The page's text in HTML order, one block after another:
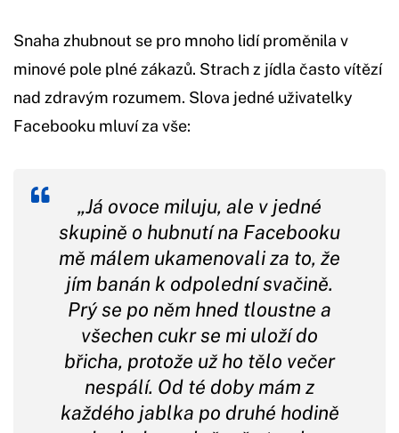
Snaha zhubnout se pro mnoho lidí proměnila v
minové pole plné zákazů. Strach z jídla často vítězí
nad zdravým rozumem. Slova jedné uživatelky
Facebooku mluví za vše:
„Já ovoce miluju, ale v jedné
skupině o hubnutí na Facebooku
mě málem ukamenovali za to, že
jím banán k odpolední svačině.
Prý se po něm hned tloustne a
všechen cukr se mi uloží do
břicha, protože už ho tělo večer
nespálí. Od té doby mám z
každého jablka po druhé hodině